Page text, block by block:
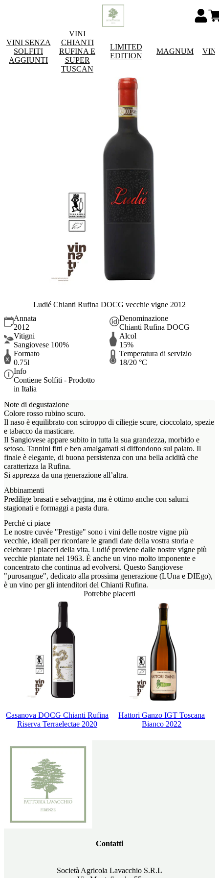
VINI SENZA
SOLFITI
AGGIUNTI
VINI
CHIANTI
RUFINA E
SUPER
TUSCAN
LIMITED
EDITION
MAGNUM
Ludié Chianti Rufina DOCG vecchie vigne 2012
Annata
2012
Denominazione
Chianti Rufina DOCG
Vitigni
Sangiovese 100%
Alcol
15%
Formato
0.75l
Temperatura di servizio
18/20 °C
Info
Contiene Solfiti - Prodotto
in Italia
Note di degustazione
Colore rosso rubino scuro.
Il naso è equilibrato con sciroppo di ciliegie scure, cioccolato, spezie
e tabacco da masticare.
Il Sangiovese appare subito in tutta la sua grandezza, morbido e
setoso. Tannini fitti e ben amalgamati si diffondono sul palato. Il
finale è elegante, di buona persistenza con una bella acidità che
caratterizza la Rufina.
Si apprezza da una generazione all’altra.
Abbinamenti
Predilige brasati e selvaggina, ma è ottimo anche con salumi
stagionati e formaggi a pasta dura.
Perché ci piace
Le nostre cuvée "Prestige" sono i vini delle nostre vigne più
vecchie, ideali per ricordare le grandi date della vostra storia e
celebrare i piaceri della vita. Ludié proviene dalle nostre vigne più
vecchie piantate nel 1963. È anche un vino molto imponente e
concentrato che continua ad evolversi. Questo Sangiovese
"purosangue", dedicato alla prossima generazione (LUna e DIEgo),
è un vino per gli intenditori del Chianti Rufina.
Potrebbe piacerti
Casanova DOCG Chianti Rufina
Riserva Terraelectae 2020
Hattori Ganzo IGT Toscana
Bianco 2022
Contatti
Società Agricola Lavacchio S.R.L